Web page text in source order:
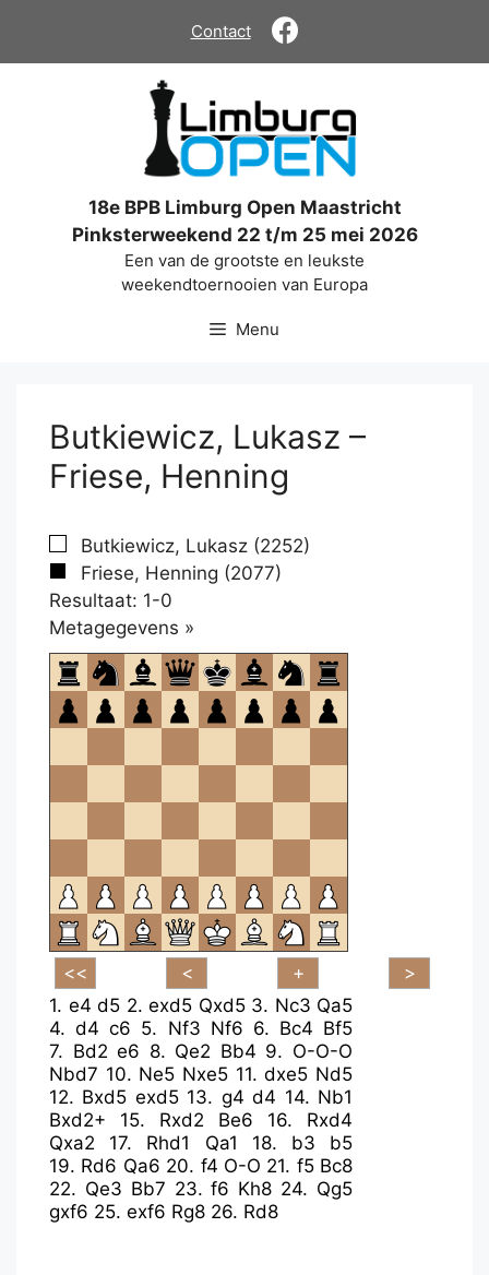
de
Contact
18e BPB Limburg Open Maastricht
Pinksterweekend 22 t/m 25 mei 2026
Een van de grootste en leukste
weekendtoernooien van Europa
Menu
Butkiewicz, Lukasz –
Friese, Henning
Butkiewicz, Lukasz (2252)
Friese, Henning (2077)
Resultaat: 1-0
Metagegevens »
om
te
openen.
1. e4 d5 2. exd5 Qxd5 3. Nc3 Qa5
4.d4 c6 5. Nf3 Nf6 6. Bc4 Bf5
7. Bd2 e6 8. Qe2 Bb4 9. O-O-O
Nbd7 10. Ne5 Nxe5 11.dxe5 Nd5
12. Bxd5 exd5 13. g4 d4 14. Nb1
Bxd2+
15. Rxd2 Be6 16. Rxd4
Qxa2
17. Rhd1 Qa1 18. b3
b5
19. Rd6 Qa6 20. f4 O-O 21. f5 Bc8
22. Qe3 Bb7 23.f6 Kh8 24. Qg5
gxf6 25. exf6 Rg8 26. Rd8